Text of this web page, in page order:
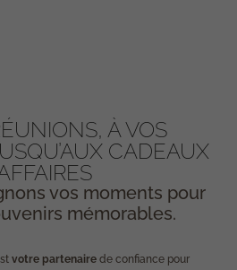
À VOS
CADEAUX
vos moments pour
mémorables.
votre partenairede confiance pour